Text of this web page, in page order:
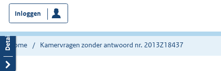
bent
nu
hier:
Inloggen
Home Kamervragen zonder antwoord nr. 2013Z18437